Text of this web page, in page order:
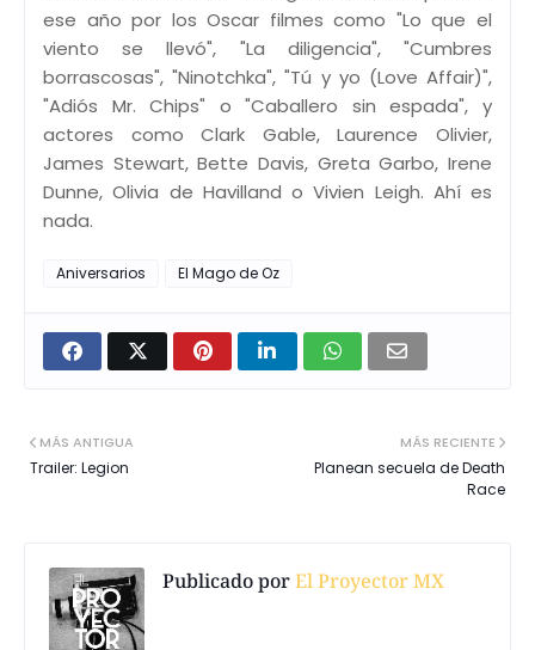
ese año por los Oscar filmes como "Lo que el
viento se llevó", "La diligencia", "Cumbres
borrascosas", "Ninotchka", "Tú y yo (Love Affair)",
"Adiós Mr. Chips" o "Caballero sin espada", y
actores como Clark Gable, Laurence Olivier,
James Stewart, Bette Davis, Greta Garbo, Irene
Dunne, Olivia de Havilland o Vivien Leigh. Ahí es
nada.
Aniversarios El Mago de Oz
MÁS RECIENTE
Planean secuela de Death
Race
MÁS ANTIGUA
Trailer: Legion
Publicado porEl Proyector MX